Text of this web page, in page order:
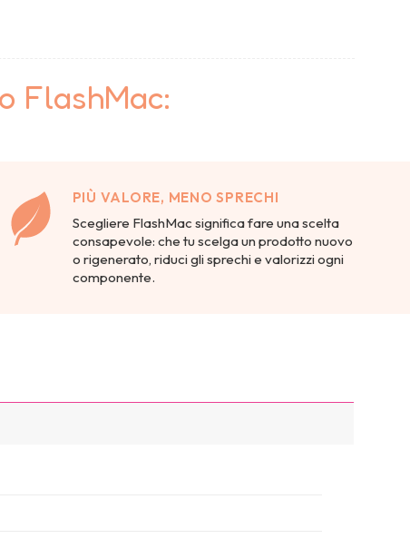
FlashMac:
PIÙ VALORE, MENO SPRECHI
Scegliere FlashMac significa fare una scelta
consapevole: che tu scelga un prodotto nuovo
o rigenerato, riduci gli sprechi e valorizzi ogni
componente.